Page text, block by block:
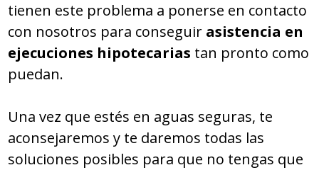
tienen este problema a ponerse en contacto
con nosotros para conseguir asistencia en
ejecuciones hipotecarias tan pronto como
puedan.
Una vez que estés en aguas seguras, te
aconsejaremos y te daremos todas las
soluciones posibles para que no tengas que